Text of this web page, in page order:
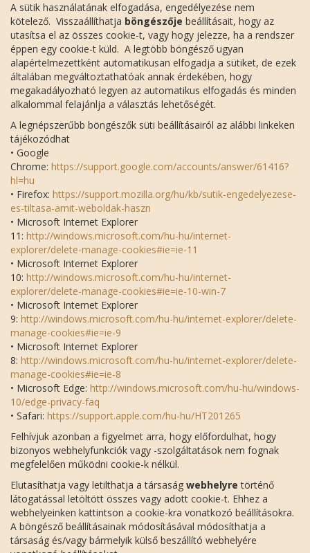
A sütik használatának elfogadása, engedélyezése nem
kötelező. Visszaállíthatja böngészője beállításait, hogy az
utasítsa el az összes cookie-t, vagy hogy jelezze, ha a rendszer
éppen egy cookie-t küld. A legtöbb böngésző ugyan
alapértelmezettként automatikusan elfogadja a sütiket, de ezek
általában megváltoztathatóak annak érdekében, hogy
megakadályozható legyen az automatikus elfogadás és minden
alkalommal felajánlja a választás lehetőségét.
A legnépszerűbb böngészők süti beállításairól az alábbi linkeken
tájékozódhat
• Google
Chrome: https://support.google.com/accounts/answer/61416?
hl=hu
• Firefox: https://support.mozilla.org/hu/kb/sutik-engedelyezese-
es-tiltasa-amit-weboldak-haszn
• Microsoft Internet Explorer
11: http://windows.microsoft.com/hu-hu/internet-
explorer/delete-manage-cookies#ie=ie-11
• Microsoft Internet Explorer
10: http://windows.microsoft.com/hu-hu/internet-
explorer/delete-manage-cookies#ie=ie-10-win-7
• Microsoft Internet Explorer
9: http://windows.microsoft.com/hu-hu/internet-explorer/delete-
manage-cookies#ie=ie-9
• Microsoft Internet Explorer
8: http://windows.microsoft.com/hu-hu/internet-explorer/delete-
manage-cookies#ie=ie-8
• Microsoft Edge: http://windows.microsoft.com/hu-hu/windows-
10/edge-privacy-faq
• Safari: https://support.apple.com/hu-hu/HT201265
Felhívjuk azonban a figyelmet arra, hogy előfordulhat, hogy
bizonyos webhelyfunkciók vagy -szolgáltatások nem fognak
megfelelően működni cookie-k nélkül.
Elutasíthatja vagy letilthatja a társaság webhelyre történő
látogatással letöltött összes vagy adott cookie-t. Ehhez a
webhelyeinken kattintson a cookie-kra vonatkozó beállításokra.
A böngésző beállításainak módosításával módosíthatja a
társaság és/vagy bármelyik külső beszállító webhelyére